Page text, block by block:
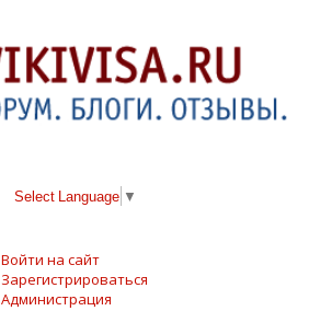
Select Language ▼
Войти на сайт
Зарегистрироваться
Администрация